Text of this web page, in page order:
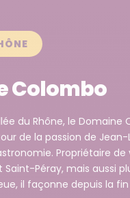
Colombo
du Rhône, le Domaine
de la passion de
Propriétaire de
Péray, mais aussi
il façonne depuis la fin